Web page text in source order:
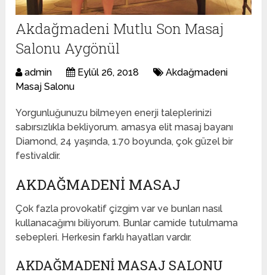
Akdağmadeni Mutlu Son Masaj
Salonu Aygönül
admin Eylül 26, 2018
Akdağmadeni
Masaj Salonu
Yorgunluğunuzu bilmeyen enerji taleplerinizi
sabırsızlıkla bekliyorum. amasya elit masaj bayanı
Diamond, 24 yaşında, 1.70 boyunda, çok güzel bir
festivaldir.
AKDAĞMADENI MASAJ
Çok fazla provokatif çizgim var ve bunları nasıl
kullanacağımı biliyorum. Bunlar camide tutulmama
sebepleri. Herkesin farklı hayatları vardır.
AKDAĞMADENI MASAJ SALONU